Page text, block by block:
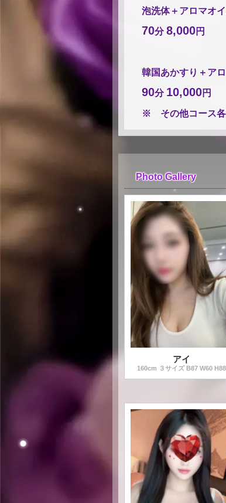
泡洗体＋アロマオ
70分8,000円
韓国あかすり＋ア
90分 10,000円
※ その他コース各
Photo Gallery
アイ
160cm ３サイズ B87 W60 H88